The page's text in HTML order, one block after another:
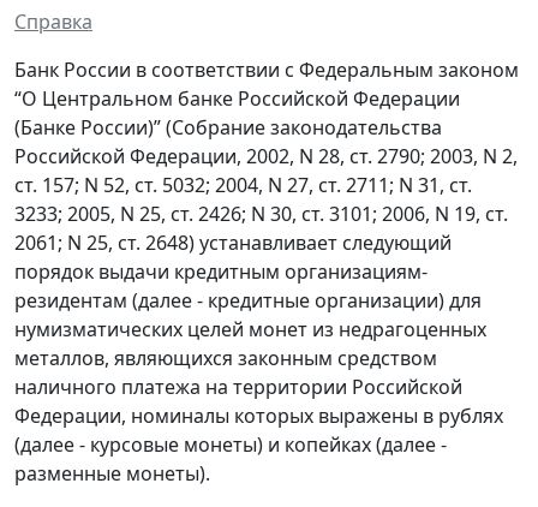
Справка
Банк России в соответствии с Федеральным законом
“О Центральном банке Российской Федерации
(Банке России)” (Собрание законодательства
Российской Федерации, 2002, N 28, ст. 2790; 2003, N 2,
ст. 157; N 52, ст. 5032; 2004, N 27, ст. 2711; N 31, ст.
3233; 2005, N 25, ст. 2426; N 30, ст. 3101; 2006, N 19, ст.
2061; N 25, ст. 2648) устанавливает следующий
порядок выдачи кредитным организациям-
резидентам (далее - кредитные организации) для
нумизматических целей монет из недрагоценных
металлов, являющихся законным средством
наличного платежа на территории Российской
Федерации, номиналы которых выражены в рублях
(далее - курсовые монеты) и копейках (далее -
разменные монеты).